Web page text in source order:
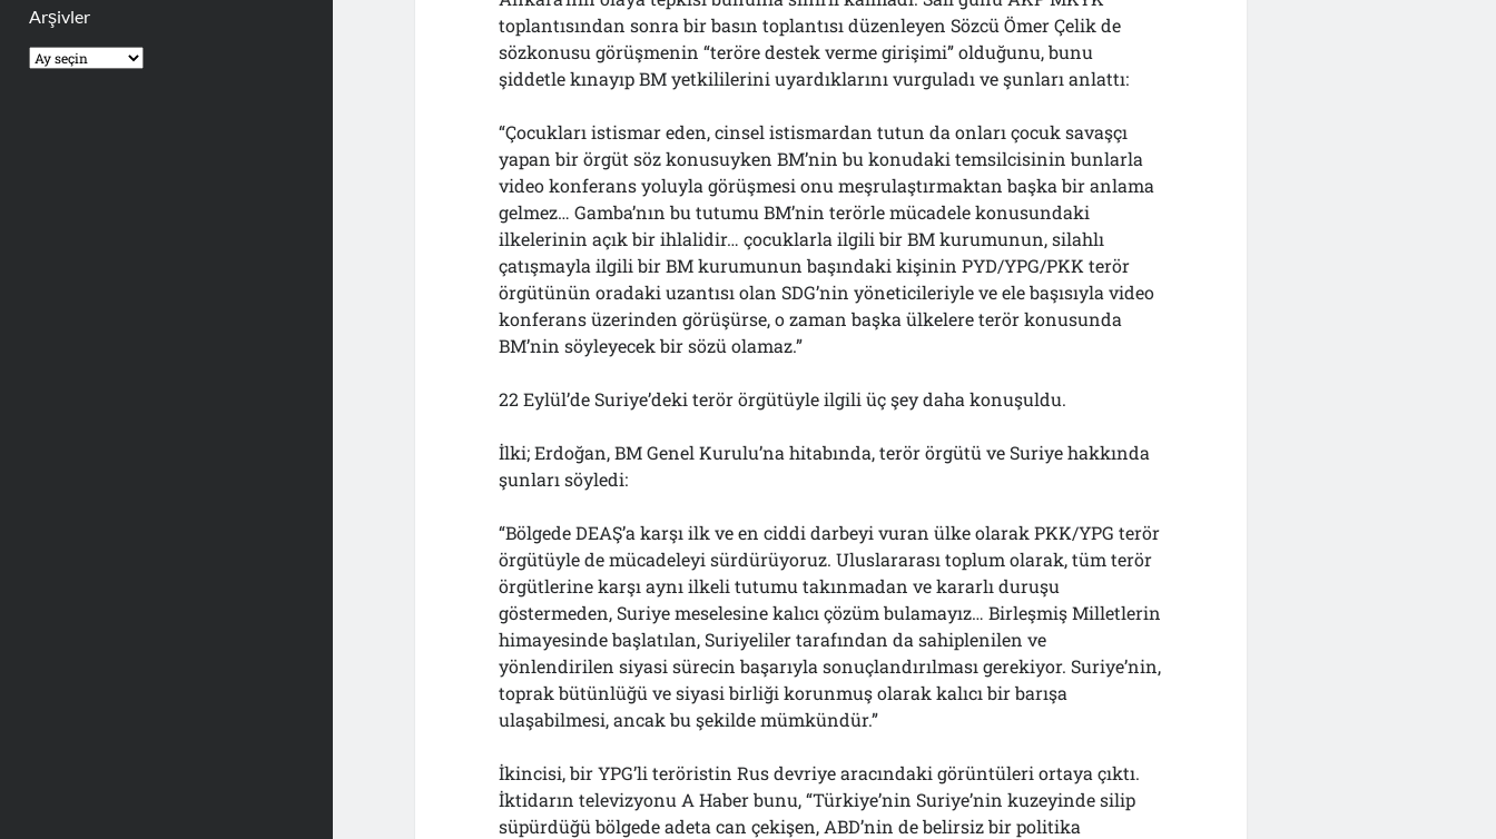
Arşivler
Arşivler
toplantısından sonra bir basın toplantısı düzenleyen Sözcü Ömer Çelik de
sözkonusu görüşmenin “teröre destek verme girişimi” olduğunu, bunu
şiddetle kınayıp BM yetkililerini uyardıklarını vurguladı ve şunları anlattı:
“Çocukları istismar eden, cinsel istismardan tutun da onları çocuk savaşçı
yapan bir örgüt söz konusuyken BM’nin bu konudaki temsilcisinin bunlarla
video konferans yoluyla görüşmesi onu meşrulaştırmaktan başka bir anlama
gelmez… Gamba’nın bu tutumu BM’nin terörle mücadele konusundaki
ilkelerinin açık bir ihlalidir… çocuklarla ilgili bir BM kurumunun, silahlı
çatışmayla ilgili bir BM kurumunun başındaki kişinin PYD/YPG/PKK terör
örgütünün oradaki uzantısı olan SDG’nin yöneticileriyle ve ele başısıyla video
konferans üzerinden görüşürse, o zaman başka ülkelere terör konusunda
BM’nin söyleyecek bir sözü olamaz.”
22 Eylül’de Suriye’deki terör örgütüyle ilgili üç şey daha konuşuldu.
İlki; Erdoğan, BM Genel Kurulu’na hitabında, terör örgütü ve Suriye hakkında
şunları söyledi:
“Bölgede DEAŞ’a karşı ilk ve en ciddi darbeyi vuran ülke olarak PKK/YPG terör
örgütüyle de mücadeleyi sürdürüyoruz. Uluslararası toplum olarak, tüm terör
örgütlerine karşı aynı ilkeli tutumu takınmadan ve kararlı duruşu
göstermeden, Suriye meselesine kalıcı çözüm bulamayız… Birleşmiş Milletlerin
himayesinde başlatılan, Suriyeliler tarafından da sahiplenilen ve
yönlendirilen siyasi sürecin başarıyla sonuçlandırılması gerekiyor. Suriye’nin,
toprak bütünlüğü ve siyasi birliği korunmuş olarak kalıcı bir barışa
ulaşabilmesi, ancak bu şekilde mümkündür.”
İkincisi, bir YPG’li teröristin Rus devriye aracındaki görüntüleri ortaya çıktı.
İktidarın televizyonu A Haber bunu, “Türkiye’nin Suriye’nin kuzeyinde silip
süpürdüğü bölgede adeta can çekişen, ABD’nin de belirsiz bir politika